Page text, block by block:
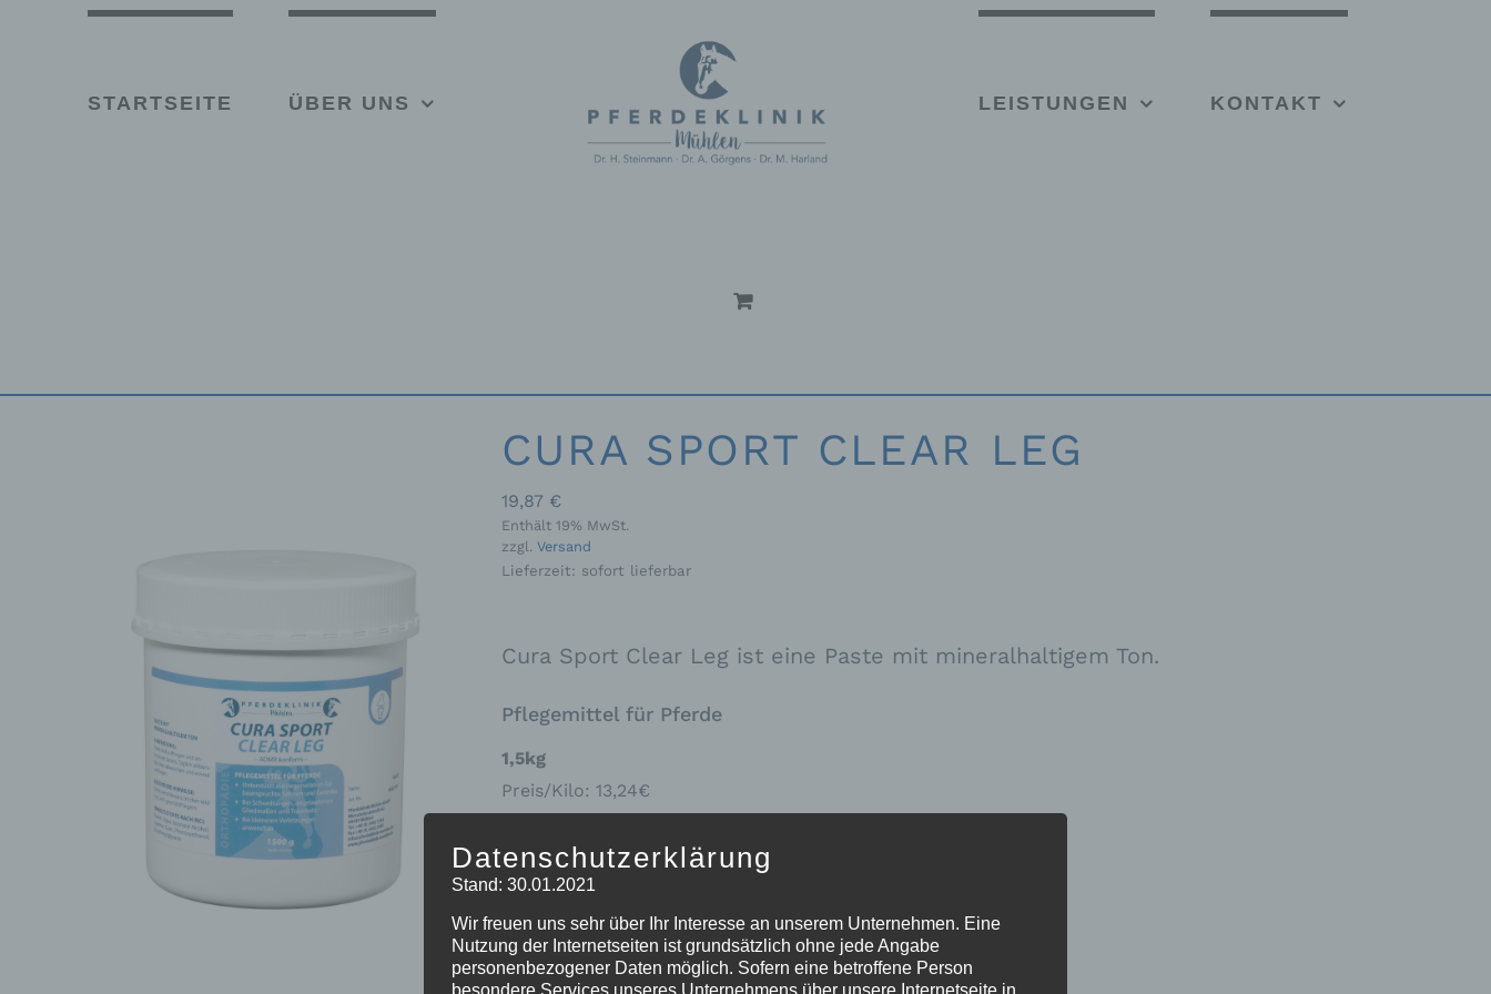
STARTSEITE ÜBER UNS LEISTUNGEN KONTAKT
CURA SPORT CLEAR LEG
19,87 €
Enthält 19% MwSt.
zzgl. Versand
Lieferzeit: sofort lieferbar
Cura Sport Clear Leg ist eine Paste mit mineralhaltigem Ton.
Pflegemittel für Pferde
1,5kg
Preis/Kilo: 13,24€
CURA
SPORT
CLEAR
LEG
IN DEN WARENKORB
Kategorien:CURA SPORT,Gelenke, Sehnen & Knochen,Pflege
Datenschutzerklärung
Stand: 30.01.2021
Wir freuen uns sehr über Ihr Interesse an unserem Unternehmen. Eine
Nutzung der Internetseiten ist grundsätzlich ohne jede Angabe
personenbezogener Daten möglich. Sofern eine betroffene Person
besondere Services unseres Unternehmens über unsere Internetseite in